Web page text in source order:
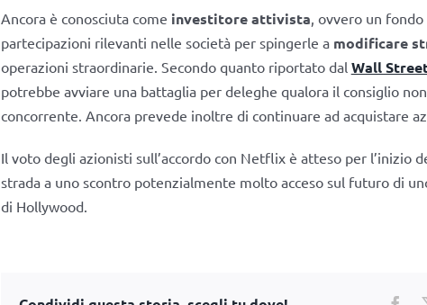
Ancora è conosciuta come investitore attivista , ovvero un
partecipazioni rilevanti nelle società per spingerle a modificare
operazioni straordinarie. Secondo quanto riportato dal Wall
potrebbe avviare una battaglia per deleghe qualora il consiglio
concorrente. Ancora prevede inoltre di continuare ad acquistare
Il voto degli azionisti sull’accordo con Netflix è atteso per l’inizio
strada a uno scontro potenzialmente molto acceso sul futuro di
di Hollywood.